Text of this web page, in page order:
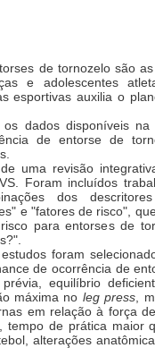
de tornozelo são
e adolescentes
esportivas auxilia o
os dados disponíveis
de entorse de
uma revisão
Foram incluídos
dos
e "fatores de risco",
para entorses de
foram
de ocorrência de
equilíbrio
máxima no leg press ,
em relação à força
tempo de prática maior
alterações